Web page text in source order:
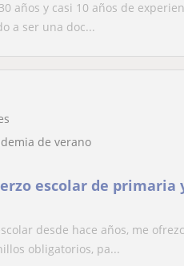
años y casi 10 años de
a ser una doc...
de verano
escolar de primaria
desde hace años, me
obligatorios, pa...